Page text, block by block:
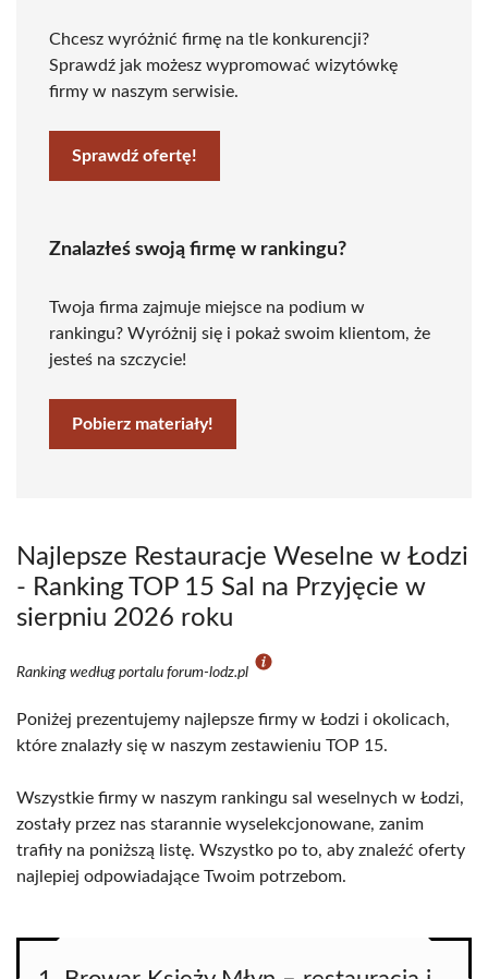
Chcesz wyróżnić firmę na tle konkurencji?
Sprawdź jak możesz wypromować wizytówkę
firmy w naszym serwisie.
Sprawdź ofertę!
Znalazłeś swoją firmę w rankingu?
Twoja firma zajmuje miejsce na podium w
rankingu? Wyróżnij się i pokaż swoim klientom, że
jesteś na szczycie!
Pobierz materiały!
Najlepsze Restauracje Weselne w Łodzi
- Ranking TOP 15 Sal na Przyjęcie w
sierpniu 2026 roku
Ranking według portalu forum-lodz.pl
Poniżej prezentujemy najlepsze firmy w Łodzi i okolicach,
które znalazły się w naszym zestawieniu TOP 15.
Wszystkie firmy w naszym rankingu sal weselnych w Łodzi,
zostały przez nas starannie wyselekcjonowane, zanim
trafiły na poniższą listę. Wszystko po to, aby znaleźć oferty
najlepiej odpowiadające Twoim potrzebom.